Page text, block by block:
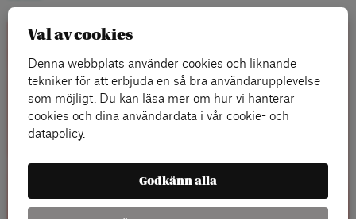
Rapporter
Val av cookies
Denna webbplats använder cookies och liknande
tekniker för att erbjuda en så bra användarupplevelse
som möjligt. Du kan läsa mer om hur vi hanterar
cookies och dina användardata i vår cookie- och
datapolicy.
Godkänn alla